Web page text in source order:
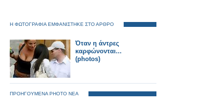
Η ΦΩΤΟΓΡΑΦΙΑ ΕΜΦΑΝΙΣΤΗΚΕ ΣΤΟ ΑΡΘΡΟ
Όταν η άντρες
καρφώνονται...
(photos)
ΠΡΟΗΓΟΥΜΕΝΑ PHOTO ΝΕΑ